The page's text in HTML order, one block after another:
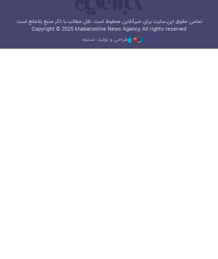
تمامی حقوق این سایت برای خبرآنلاین محفوظ است. نقل مطالب با ذکر منبع بلامانع است.
Copyright © 2025 khabaronline News Agancy, All rights reserved
طراحی و تولید: نستوه